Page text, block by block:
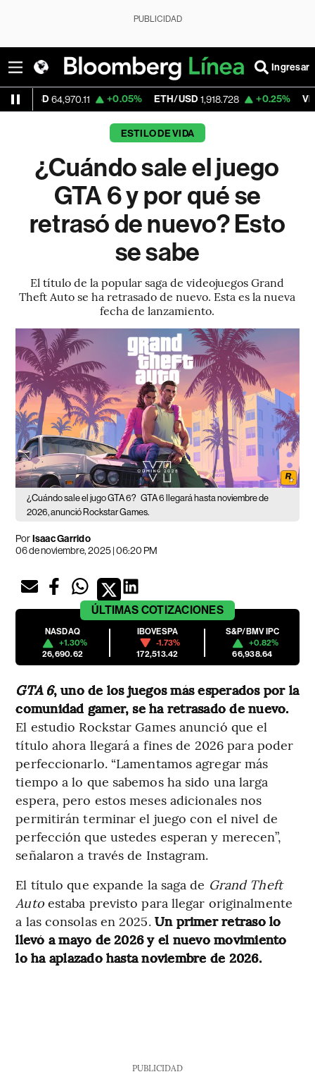
PUBLICIDAD
Ingresar
64,970.11 +0.05% ETH/USD 1,918.728 +0.25% Visa 362.50
ESTILO DE VIDA
¿Cuándo sale el juego
GTA 6 y por qué se
retrasó de nuevo? Esto
se sabe
El título de la popular saga de videojuegos Grand
Theft Auto se ha retrasado de nuevo. Esta es la nueva
fecha de lanzamiento.
¿Cuándo sale el jugo GTA 6? GTA 6 llegará hasta noviembre de
2026, anunció Rockstar Games.
PorIsaac Garrido
06 de noviembre, 2025 | 06:20 PM
ÚLTIMAS COTIZACIONES
NASDAQ
+1.30%
26,690.62
IBOVESPA
-1.73%
172,513.42
S&P/BMV IPC
+0.82%
66,938.64
GTA 6, uno de los juegos más esperados por la
comunidad gamer, se ha retrasado de nuevo.
El estudio Rockstar Games anunció que el
título ahora llegará a fines de 2026 para poder
perfeccionarlo. “Lamentamos agregar más
tiempo a lo que sabemos ha sido una larga
espera, pero estos meses adicionales nos
permitirán terminar el juego con el nivel de
perfección que ustedes esperan y merecen”,
señalaron a través de Instagram.
El título que expande la saga de Grand Theft
Autoestaba previsto para llegar originalmente
a las consolas en 2025. Un primer retraso lo
llevó a mayo de 2026 y el nuevo movimiento
lo ha aplazado hasta noviembre de 2026.
PUBLICIDAD